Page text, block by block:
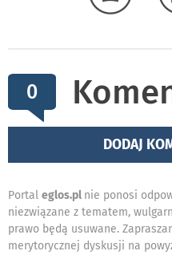
0
DODAJ
Portal eglos.pl nie ponosi
niezwiązane z tematem,
prawo będą usuwane.
merytorycznej dyskusji na